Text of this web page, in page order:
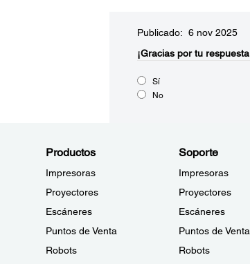
Publicado: 6 nov 2025
¡Gracias por tu
Sí
No
Productos
Impresoras
Proyectores
Escáneres
Puntos de Venta
Robots
Soporte
Impresoras
Proyectores
Escáneres
Puntos de Venta
Robots